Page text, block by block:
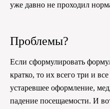
уже давно не проходил
Проблемы?
Если сформулировать
кратко, то их всего три и
устаревшее оформление,
падение посещаемости. И